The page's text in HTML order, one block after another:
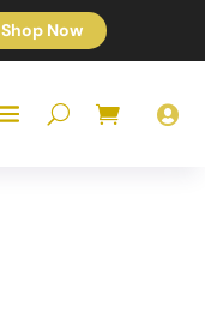
Shop Now
